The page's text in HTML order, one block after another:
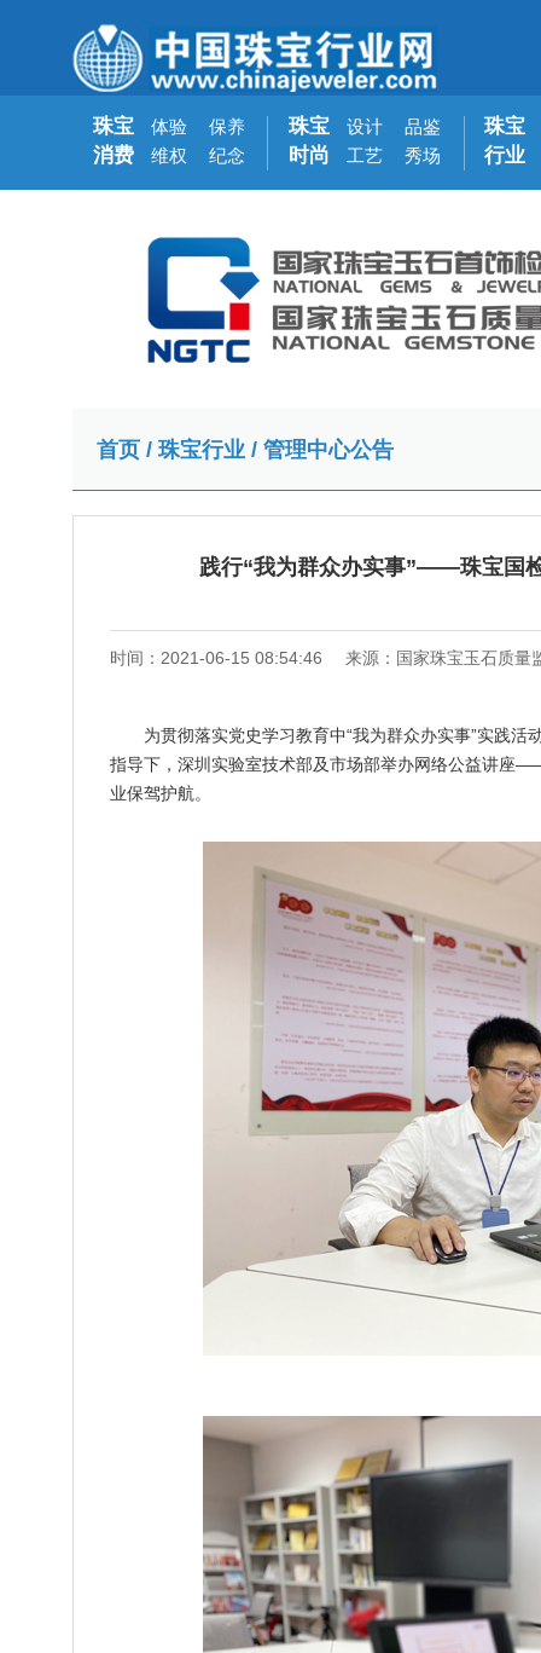
珠宝
消费
体验
维权
保养
纪念
珠宝
时尚
设计
工艺
品鉴
秀场
珠宝
行业
首页 / 珠宝行业 / 管理中心公告
践行“我为群众办实事”——珠宝国
时间：2021-06-15 08:54:46 来源：国家珠宝玉石质量
为贯彻落实党史学习教育中“我为群众办实事”实践
指导下，深圳实验室技术部及市场部举办网络公益讲座
业保驾护航。